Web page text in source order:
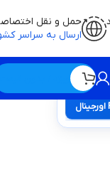
حمل و نقل
ارسال به سراسر